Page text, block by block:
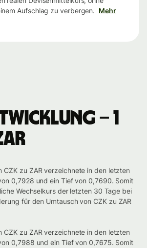
Aufschlag zu verbergen. Mehr
– 1
CZK zu ZAR verzeichnete in den letzten
0,7928 und ein Tief von 0,7690. Somit
Wechselkurs der letzten 30 Tage bei
für den Umtausch von CZK zu ZAR
CZK zu ZAR verzeichnete in den letzten
0,7988 und ein Tief von 0,7675. Somit